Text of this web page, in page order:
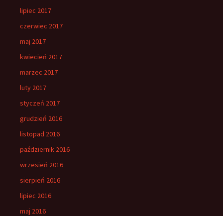
lipiec 2017
czerwiec 2017
maj 2017
kwiecień 2017
marzec 2017
luty 2017
styczeń 2017
grudzień 2016
listopad 2016
październik 2016
wrzesień 2016
sierpień 2016
lipiec 2016
maj 2016